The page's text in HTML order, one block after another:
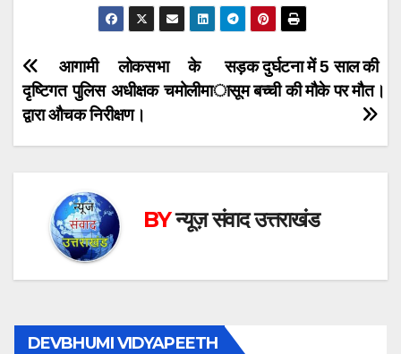
Post
navigation
सड़क दुर्घटना में 5 साल की
मासूम बच्ची की मौके पर मौत।
आगामी लोकसभा के
दृष्टिगत पुलिस अधीक्षक चमोली
द्वारा औचक निरीक्षण।
BYन्यूज़ संवाद उत्तराखंड
DEVBHUMI VIDYAPEETH